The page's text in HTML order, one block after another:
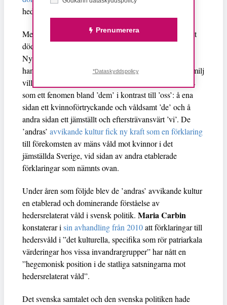
hedersrelaterat våld.
Media definierade omedelbart mordet som speciellt
, ett
dödligt våld som utövas av och drabbar ’invandrare’.
Nyhetsrapporteringen beskrev en ’konflikt’ som
handlade om att Fadime ville vara ’svensk’; hennes familj
ville att hon skulle förbli ’kurdisk’. Mordet etablerades
som ett fenomen bland ’dem’ i kontrast till ’oss’: å ena
sidan ett kvinnoförtryckande och våldsamt ’de’ och å
andra sidan ett jämställt och eftersträvansvärt ’vi’. De
’andras’ avvikande kultur fick ny kraft som en förklaring
till förekomsten av mäns våld mot kvinnor i det
jämställda Sverige, vid sidan av andra etablerade
förklaringar som nämnts ovan.
Under åren som följde blev de ’andras’ avvikande kultur
en etablerad och dominerande förståelse av
hedersrelaterat våld i svensk politik. Maria Carbin
konstaterar isin avhandling från 2010att förklaringar till
hedersvåld i ”det kulturella, specifika som rör patriarkala
värderingar hos vissa invandrargrupper” har nått en
”hegemonisk position i de statliga satsningarna mot
hedersrelaterat våld”.
Det svenska samtalet och den svenska politiken hade
Prenumerera
*Dataskyddspolicy